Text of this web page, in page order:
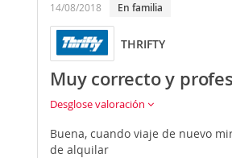
14/08/2018 En familia
THRIFTY
Muy correcto y
Desglose valoración
Buena, cuando viaje de nuevo
de alquilar